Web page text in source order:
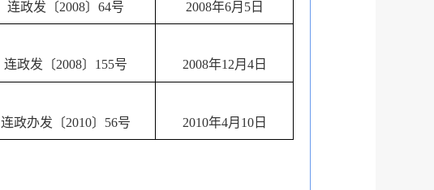
连政发〔2008〕64号 2008年6月5日
连政发〔2008〕155号 2008年12月4日
连政办发〔2010〕56号 2010年4月10日